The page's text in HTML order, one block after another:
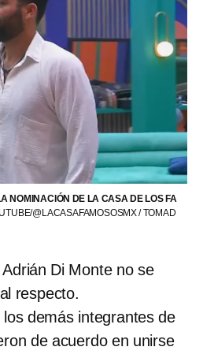
NOMINACIÓN DE LA CASA DE LOS FA
@LACASAFAMOSOSMX / TOMAD
Di Monte no se
respecto.
demás integrantes de
de acuerdo en unirse